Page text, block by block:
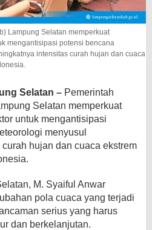
Lampung Selatan memperkuat
mengantisipasi potensi bencana
intensitas curah hujan dan cuaca
Selatan – Pemerintah
Selatan memperkuat
untuk mengantisipasi
menyusul
hujan dan cuaca ekstrem
M. Syaiful Anwar
pola cuaca yang terjadi
serius yang harus
dan berkelanjutan.